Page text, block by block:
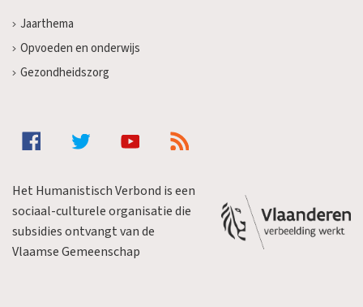
Jaarthema
Opvoeden en onderwijs
Gezondheidszorg
Het Humanistisch Verbond is een
sociaal-culturele organisatie die
subsidies ontvangt van de
Vlaamse Gemeenschap